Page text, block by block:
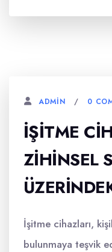
ADMIN 0
İŞITME
ZIHINSEL
İşitme cihazları,
bulunmaya teşvik